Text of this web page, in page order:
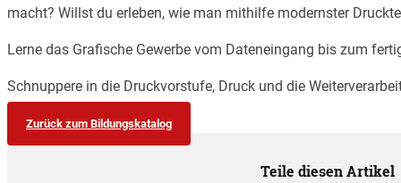
macht? Willst du erleben, wie man mithilfe modernster
Lerne das Grafische Gewerbe vom Dateneingang bis zum
Schnuppere in die Druckvorstufe, Druck und die
Zurück zum Bildungskatalog
Teile diesen Artikel